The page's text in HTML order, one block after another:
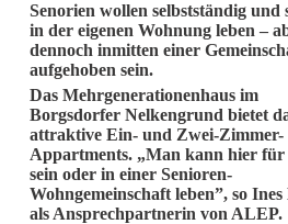
Senorien wollen selbstständig und
in der eigenen Wohnung leben –
dennoch inmitten einer
aufgehoben sein.
Das Mehrgenerationenhaus im
Borgsdorfer Nelkengrund bietet
attraktive Ein- und Zwei-Zimmer-
Appartments. „Man kann hier für
sein oder in einer Senioren-
Wohngemeinschaft leben”, so Ines
als Ansprechpartnerin von ALEP.